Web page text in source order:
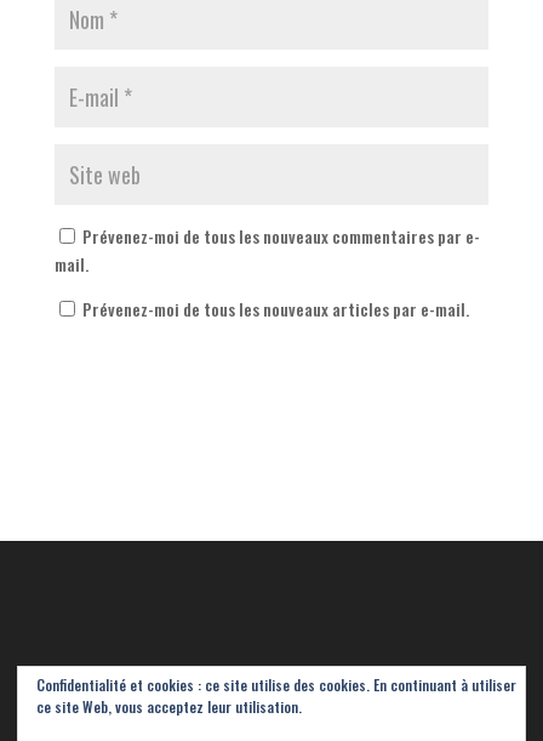
Prévenez-moi de tous les nouveaux commentaires par e-
mail.
Prévenez-moi de tous les nouveaux articles par e-mail.
Confidentialité et cookies : ce site utilise des cookies. En continuant à utiliser
ce site Web, vous acceptez leur utilisation.